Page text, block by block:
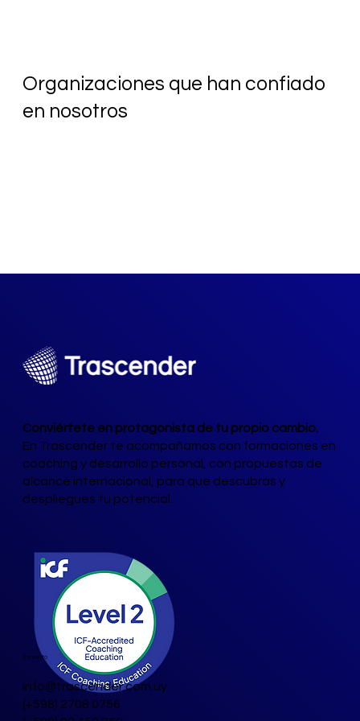
Organizaciones que han confiado
en nosotros
Contacto
info@trascender.com.uy
(+598) 2708 0756
Conviértete en protagonista de tu propio cambio.
En Trascender te acompañamos con formaciones en
coaching y desarrollo personal, con propuestas de
alcance internacional, para que descubras y
despliegues tu potencial.